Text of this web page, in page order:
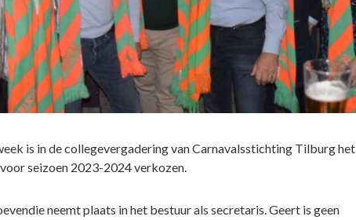
is in de collegevergadering van Carnavalsstichting Tilburg het
seizoen 2023-2024 verkozen.
neemt plaats in het bestuur als secretaris. Geert is geen